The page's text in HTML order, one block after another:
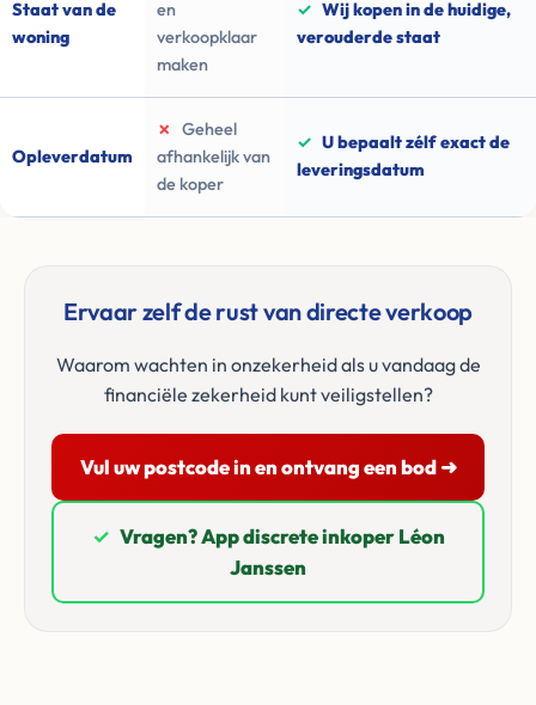
Staat van de
woning
en
verkoopklaar
maken
✓ Wij kopen in de huidige,
verouderde staat
Opleverdatum
✗
Geheel
afhankelijk van
de koper
✓ U bepaalt zélf exact de
leveringsdatum
Ervaar zelf de rust van directe verkoop
Waarom wachten in onzekerheid als u vandaag de
financiële zekerheid kunt veiligstellen?
Vul uw postcode in en ontvang een bod ➜
✓ Vragen? App discrete inkoper Léon
Janssen